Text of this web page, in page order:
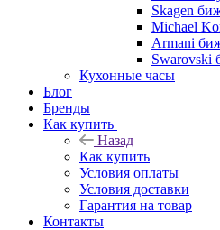
Skagen
Michael
Armani
Swarovski
Кухонные часы
Блог
Бренды
Как купить
Назад
Как купить
Условия оплаты
Условия доставки
Гарантия на товар
Контакты